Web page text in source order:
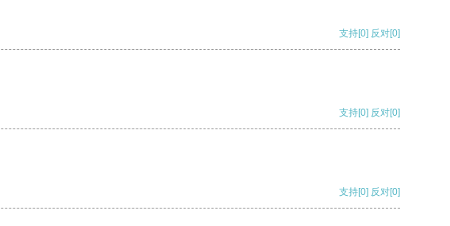
支持[0] 反对[0]
支持[0] 反对[0]
支持[0] 反对[0]